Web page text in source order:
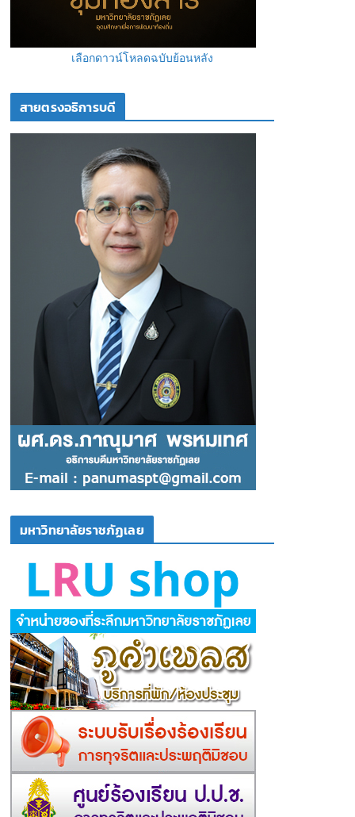
เลือกดาวน์โหลดฉบับย้อนหลัง
สายตรงอธิการบดี
มหาวิทยาลัยราชภัฏเลย